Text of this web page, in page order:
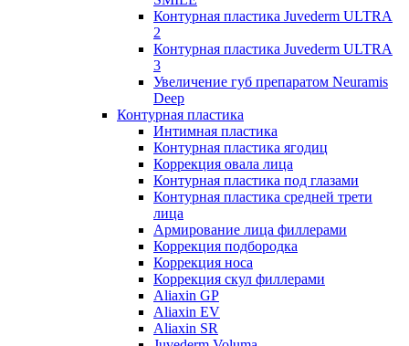
Контурная пластика Juvederm ULTRA
2
Контурная пластика Juvederm ULTRA
3
Увеличение губ препаратом Neuramis
Deep
Контурная пластика
Интимная пластика
Контурная пластика ягодиц
Коррекция овала лица
Контурная пластика под глазами
Контурная пластика средней трети
лица
Армирование лица филлерами
Коррекция подбородка
Коррекция носа
Коррекция скул филлерами
Aliaxin GP
Aliaxin EV
Aliaxin SR